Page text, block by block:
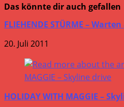
Das könnte dir auch gefallen
FLIEHENDE STÜRME –
20. Juli 2011
HOLIDAY WITH MAGGIE –